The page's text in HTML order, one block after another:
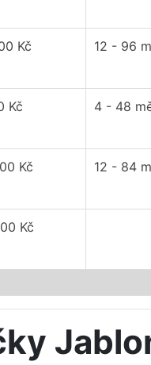
Kč 12 - 96
Kč 4 - 48
Kč 12 - 84
Kč